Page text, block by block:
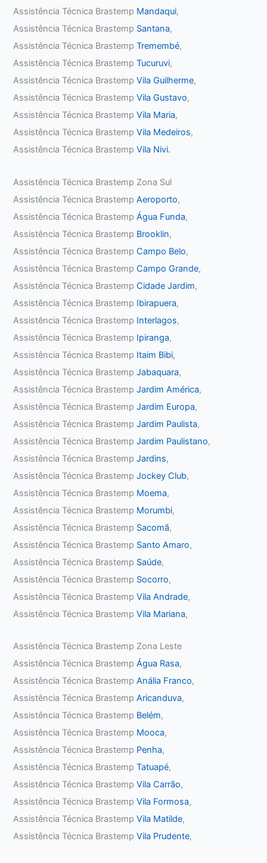
Assistência Técnica Brastemp Mandaqui,
Assistência Técnica Brastemp Santana,
Assistência Técnica BrastempTremembé,
Assistência Técnica BrastempTucuruvi,
Assistência Técnica BrastempVila Guilherme,
Assistência Técnica BrastempVila Gustavo,
Assistência Técnica BrastempVila Maria,
Assistência Técnica BrastempVila Medeiros,
Assistência Técnica BrastempVila Nivi.
Assistência Técnica Brastemp Zona Sul
Assistência Técnica BrastempAeroporto,
Assistência Técnica BrastempÁgua Funda,
Assistência Técnica Brastemp Brooklin,
Assistência Técnica BrastempCampo Belo,
Assistência Técnica BrastempCampo Grande,
Assistência Técnica BrastempCidade Jardim,
Assistência Técnica Brastemp Ibirapuera,
Assistência Técnica Brastemp Interlagos,
Assistência Técnica Brastemp Ipiranga,
Assistência Técnica Brastemp Itaim Bibi,
Assistência Técnica BrastempJabaquara,
Assistência Técnica BrastempJardim América,
Assistência Técnica BrastempJardim Europa,
Assistência Técnica BrastempJardim Paulista,
Assistência Técnica BrastempJardim Paulistano,
Assistência Técnica BrastempJardins,
Assistência Técnica BrastempJockey Club,
Assistência Técnica Brastemp Moema,
Assistência Técnica Brastemp Morumbi,
Assistência Técnica Brastemp Sacomã,
Assistência Técnica Brastemp Santo Amaro,
Assistência Técnica Brastemp Saúde,
Assistência Técnica Brastemp Socorro,
Assistência Técnica BrastempVila Andrade,
Assistência Técnica BrastempVila Mariana,
Assistência Técnica Brastemp Zona Leste
Assistência Técnica BrastempÁgua Rasa,
Assistência Técnica BrastempAnália Franco,
Assistência Técnica BrastempAricanduva,
Assistência Técnica Brastemp Belém,
Assistência Técnica Brastemp Mooca,
Assistência Técnica Brastemp Penha,
Assistência Técnica BrastempTatuapé,
Assistência Técnica BrastempVila Carrão,
Assistência Técnica BrastempVila Formosa,
Assistência Técnica BrastempVila Matilde,
Assistência Técnica BrastempVila Prudente,